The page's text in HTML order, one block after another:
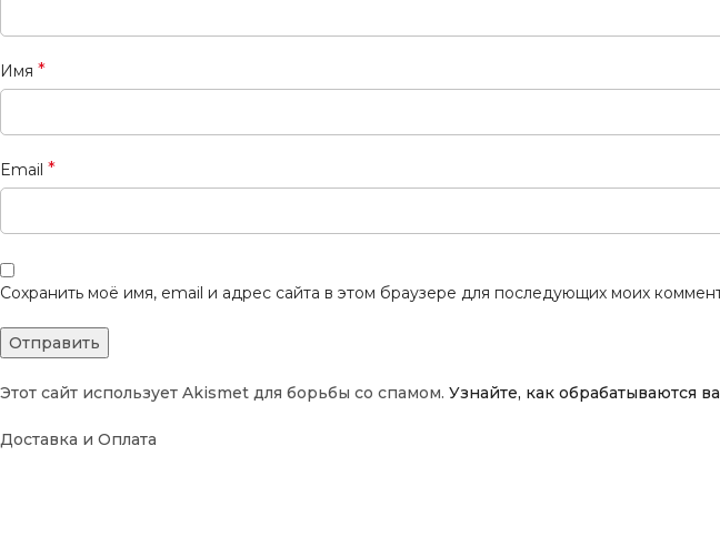
Имя *
Email *
Сохранить моё имя, email и адрес сайта в этом браузере для последующих моих
Этот сайт использует Akismet для борьбы со спамом. Узнайте, как обрабатываются
Доставка и Оплата